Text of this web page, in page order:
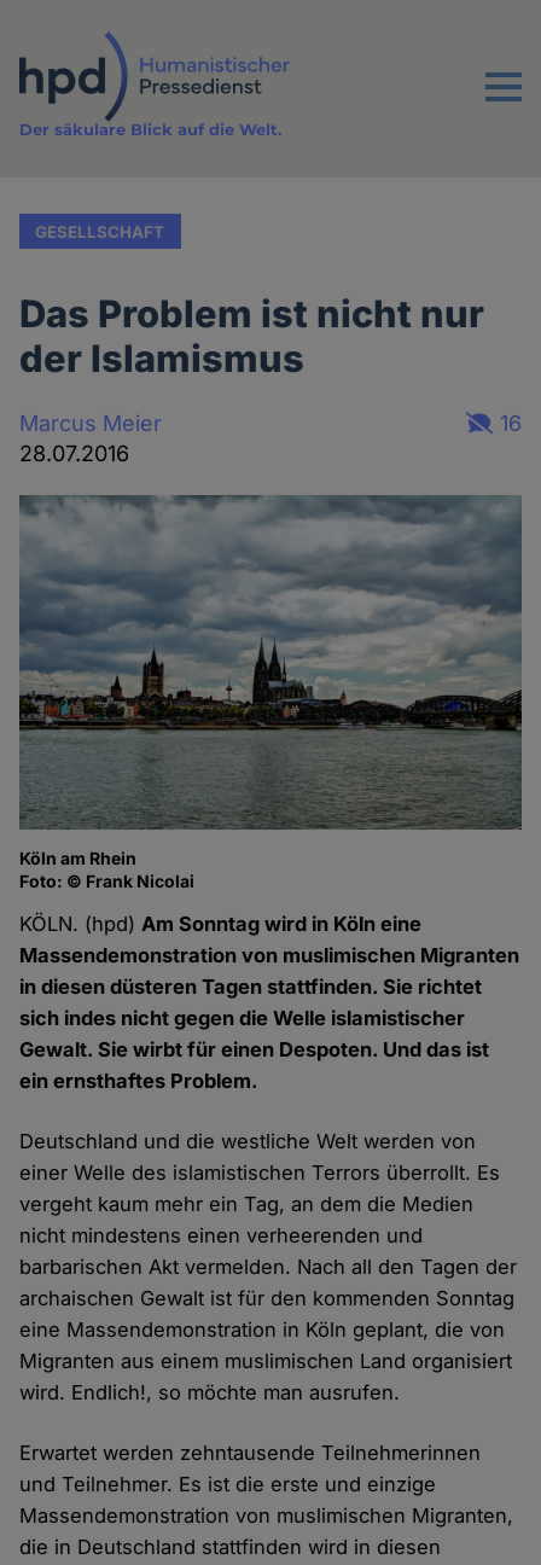
Inhalt
Menu
Der säkulare Blick auf die Welt.
GESELLSCHAFT
Das Problem ist nicht nur
der Islamismus
Marcus Meier
28.07.2016
16
Köln am Rhein
Foto: © Frank Nicolai
KÖLN. (hpd)Am Sonntag wird in Köln eine
Massendemonstration von muslimischen Migranten
in diesen düsteren Tagen stattfinden. Sie richtet
sich indes nicht gegen die Welle islamistischer
Gewalt. Sie wirbt für einen Despoten. Und das ist
ein ernsthaftes Problem.
Deutschland und die westliche Welt werden von
einer Welle des islamistischen Terrors überrollt. Es
vergeht kaum mehr ein Tag, an dem die Medien
nicht mindestens einen verheerenden und
barbarischen Akt vermelden. Nach all den Tagen der
archaischen Gewalt ist für den kommenden Sonntag
eine Massendemonstration in Köln geplant, die von
Migranten aus einem muslimischen Land organisiert
wird. Endlich!, so möchte man ausrufen.
Erwartet werden zehntausende Teilnehmerinnen
und Teilnehmer. Es ist die erste und einzige
Massendemonstration von muslimischen Migranten,
die in Deutschland stattfinden wird in diesen